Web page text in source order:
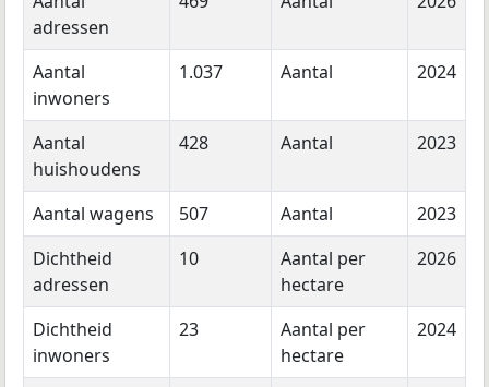
adressen
Aantal
inwoners
1.037 Aantal 2024
Aantal
huishoudens
428 Aantal 2023
Aantal wagens 507 Aantal
2023
Dichtheid
adressen
10
Aantal per
hectare
2026
Dichtheid
inwoners
23
Aantal per
hectare
2024